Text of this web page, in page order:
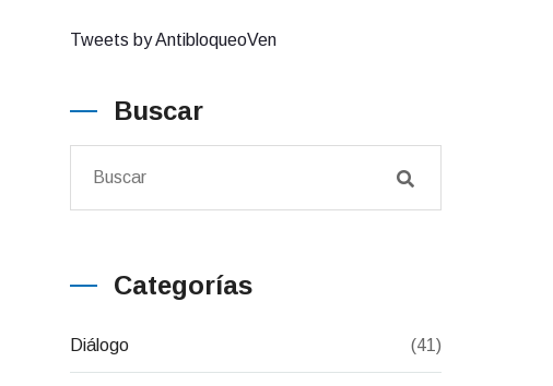
Tweets by AntibloqueoVen
Buscar
Categorías
Diálogo (41)